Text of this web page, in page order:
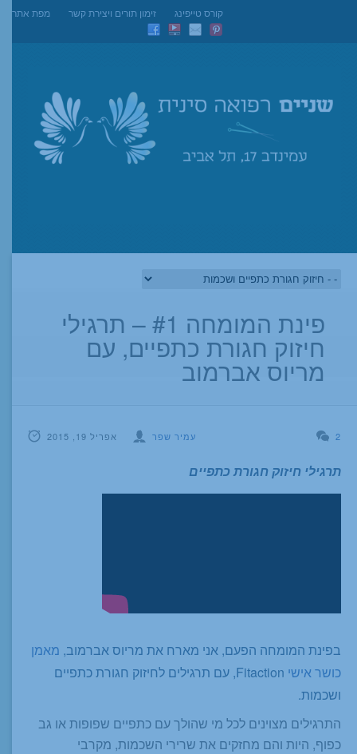
מפת אתר זימון תורים ויצירת קשר קורס טייפינג
פינת המומחה #1 – תרגילי
חיזוק חגורת כתפיים, עם
מריוס אברמוב
אפריל 19, 2015 עמיר שפר 2
תרגילי חיזוק חגורת כתפיים
בפינת המומחה הפעם, אני מארח את מריוס אברמוב, מאמן
כושר אישי
Fitaction, עם תרגילים לחיזוק חגורת כתפיים
ושכמות.
התרגילים מצוינים לכל מי שהולך עם כתפיים שפופות או גב
כפוף, היות והם מחזקים את שרירי השכמות, מקרבי